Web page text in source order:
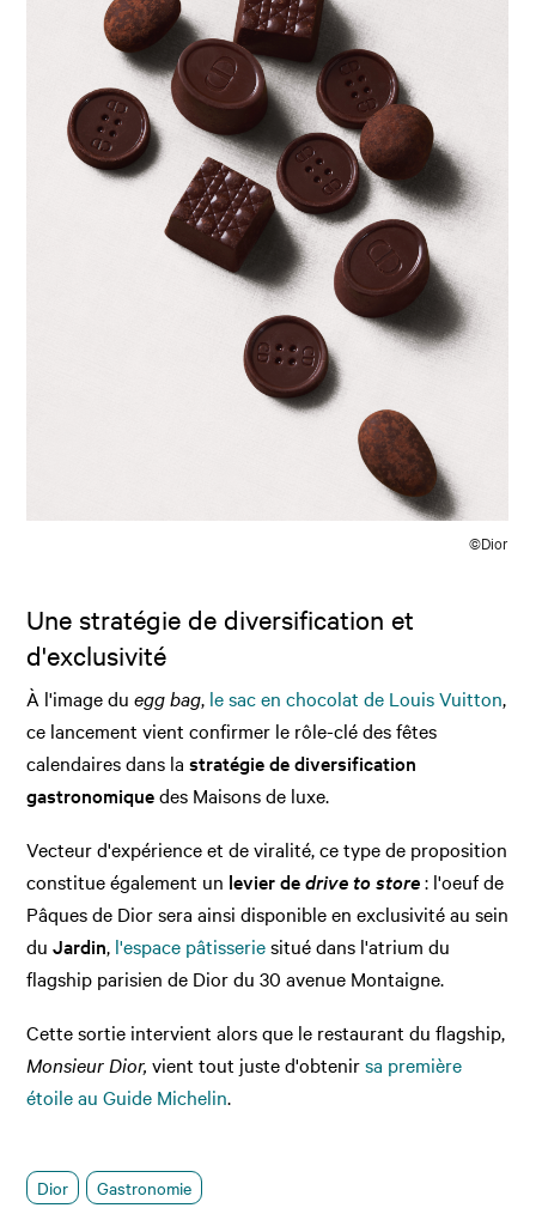
©Dior
Une stratégie de diversification et
d'exclusivité
À l'image duegg bag, le sac en chocolat de Louis Vuitton,
ce lancement vient confirmer le rôle-clé des fêtes
calendaires dans lastratégie de diversification
gastronomiquedes Maisons de luxe.
Vecteur d'expérience et de viralité, ce type de proposition
constitue également un levier dedrive to store: l'oeuf de
Pâques de Dior sera ainsi disponible en exclusivité au sein
duJardin, l'espace pâtisseriesitué dans l'atrium du
flagship parisien de Dior du 30 avenue Montaigne.
Cette sortie intervient alors que le restaurant du flagship,
Monsieur Dior, vient tout juste d'obtenirsa première
étoile au Guide Michelin.
Dior Gastronomie